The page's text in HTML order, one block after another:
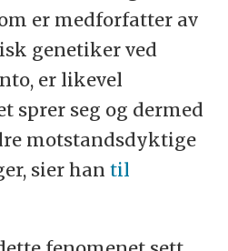
er medforfatter av
genetiker ved
er likevel
sprer seg og dermed
motstandsdyktige
sier hantil